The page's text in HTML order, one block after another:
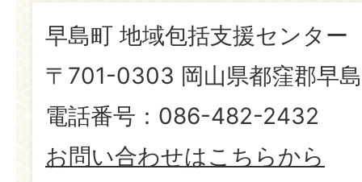
早島町 地域包括支援センター
〒701-0303 岡山県都窪郡早
電話番号：086-482-2432
お問い合わせはこちらから